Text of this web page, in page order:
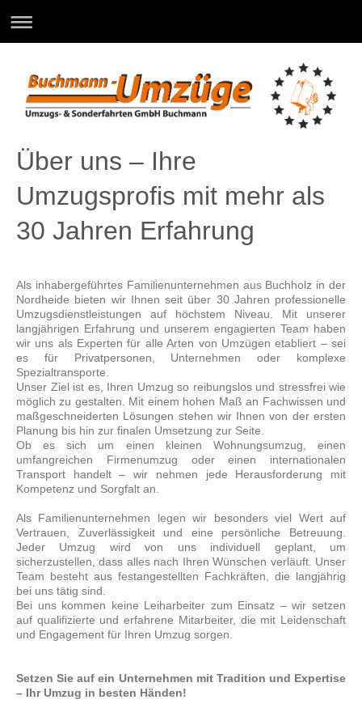
Über uns – Ihre
Umzugsprofis mit mehr als
30 Jahren Erfahrung
Als inhabergeführtes Familienunternehmen aus Buchholz in der
Nordheide bieten wir Ihnen seit über 30 Jahren professionelle
Umzugsdienstleistungen auf höchstem Niveau. Mit unserer
langjährigen Erfahrung und unserem engagierten Team haben
wir uns als Experten für alle Arten von Umzügen etabliert – sei
es für Privatpersonen, Unternehmen oder komplexe
Spezialtransporte.
Unser Ziel ist es, Ihren Umzug so reibungslos und stressfrei wie
möglich zu gestalten. Mit einem hohen Maß an Fachwissen und
maßgeschneiderten Lösungen stehen wir Ihnen von der ersten
Planung bis hin zur finalen Umsetzung zur Seite.
Ob es sich um einen kleinen Wohnungsumzug, einen
umfangreichen Firmenumzug oder einen internationalen
Transport handelt – wir nehmen jede Herausforderung mit
Kompetenz und Sorgfalt an.
Als Familienunternehmen legen wir besonders viel Wert auf
Vertrauen, Zuverlässigkeit und eine persönliche Betreuung.
Jeder Umzug wird von uns individuell geplant, um
sicherzustellen, dass alles nach Ihren Wünschen verläuft. Unser
Team besteht aus festangestellten Fachkräften, die langjährig
bei uns tätig sind.
Bei uns kommen keine Leiharbeiter zum Einsatz – wir setzen
auf qualifizierte und erfahrene Mitarbeiter, die mit Leidenschaft
und Engagement für Ihren Umzug sorgen.
Setzen Sie auf ein Unternehmen mit Tradition und Expertise
– Ihr Umzug in besten Händen!